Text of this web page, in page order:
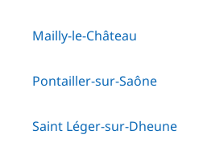
Mailly-le-Château
Pontailler-sur-Saône
Saint Léger-sur-Dheune